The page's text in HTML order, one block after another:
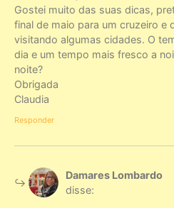
Gostei muito das suas dicas,
final de maio para um cruzeiro e
visitando algumas cidades. O
dia e um tempo mais fresco a
noite?
Obrigada
Claudia
Responder
Damares Lombardo
disse: